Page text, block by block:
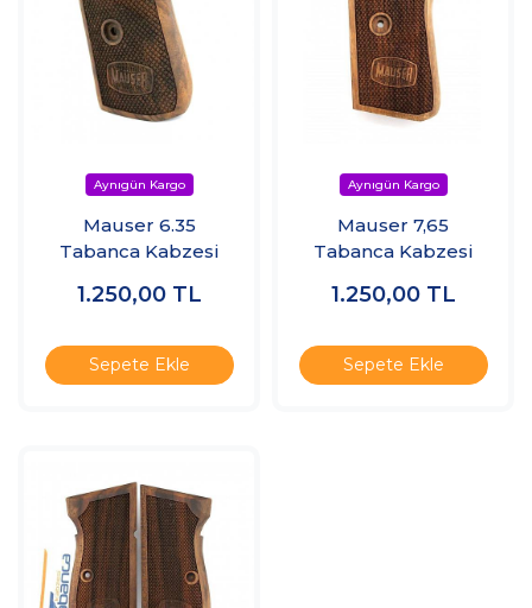
Mauser 6.35
Tabanca Kabzesi
1.250,00 TL
Sepete Ekle
Mauser 7,65
Tabanca Kabzesi
1.250,00 TL
Sepete Ekle